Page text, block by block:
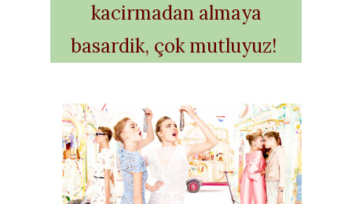
kacirmadan almaya
basardik, çok mutluyuz!